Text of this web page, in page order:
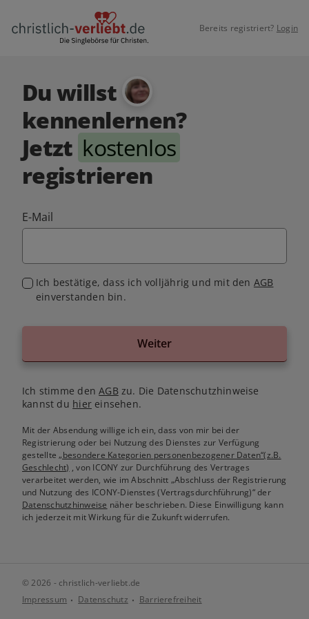
Bereits registriert? Login
Du willst
kennenlernen?
Jetzt kostenlos
registrieren
E-Mail
Ich bestätige, dass ich volljährig und mit den AGB
einverstanden bin.
Weiter
Ich stimme denAGB zu. Die Datenschutzhinweise
kannst du hiereinsehen.
Mit der Absendung willige ich ein, dass von mir bei der
Registrierung oder bei Nutzung des Dienstes zur Verfügung
gestellte„besondere Kategorien personenbezogener Daten“(z.B.
Geschlecht) , von ICONY zur Durchführung des Vertrages
verarbeitet werden, wie im Abschnitt „Abschluss der Registrierung
und Nutzung des ICONY-Dienstes (Vertragsdurchführung)“ der
Datenschutzhinweise näher beschrieben. Diese Einwilligung kann
ich jederzeit mit Wirkung für die Zukunft widerrufen.
© 2026 - christlich-verliebt.de
Impressum
Datenschutz Barrierefreiheit